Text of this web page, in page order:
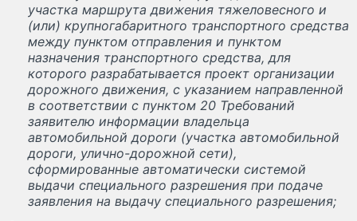
участка маршрута движения тяжеловесного и
(или) крупногабаритного транспортного средства
между пунктом отправления и пунктом
назначения транспортного средства, для
которого разрабатывается проект организации
дорожного движения, с указанием направленной
в соответствии с пунктом 20 Требований
заявителю информации владельца
автомобильной дороги (участка автомобильной
дороги, улично-дорожной сети),
сформированные автоматически системой
выдачи специального разрешения при подаче
заявления на выдачу специального разрешения;